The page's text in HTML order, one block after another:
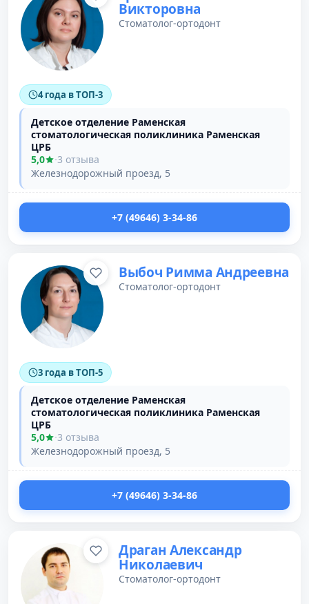
Викторовна
Стоматолог-ортодонт
4 года в ТОП-3
Детское отделение Раменская
стоматологическая поликлиника Раменская
ЦРБ
5,0
·3 отзыва
Железнодорожный проезд, 5
+7 (49646) 3-34-86
Выбоч Римма Андреевна
Стоматолог-ортодонт
3 года в ТОП-5
Детское отделение Раменская
стоматологическая поликлиника Раменская
ЦРБ
5,0
·3 отзыва
Железнодорожный проезд, 5
+7 (49646) 3-34-86
Драган Александр
Николаевич
Стоматолог-ортодонт